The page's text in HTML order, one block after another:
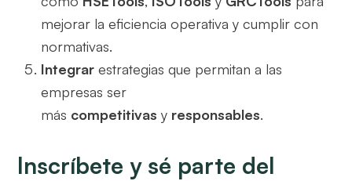
mejorar la eficiencia operativa y cumplir con
normativas.
Integrar estrategias que permitan a las
empresas ser
más competitivas y responsables.
Inscríbete y sé parte del